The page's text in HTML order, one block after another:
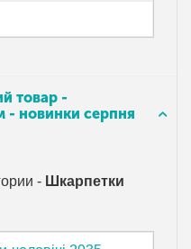
товар -
- новинки серпня
- Шкарпетки